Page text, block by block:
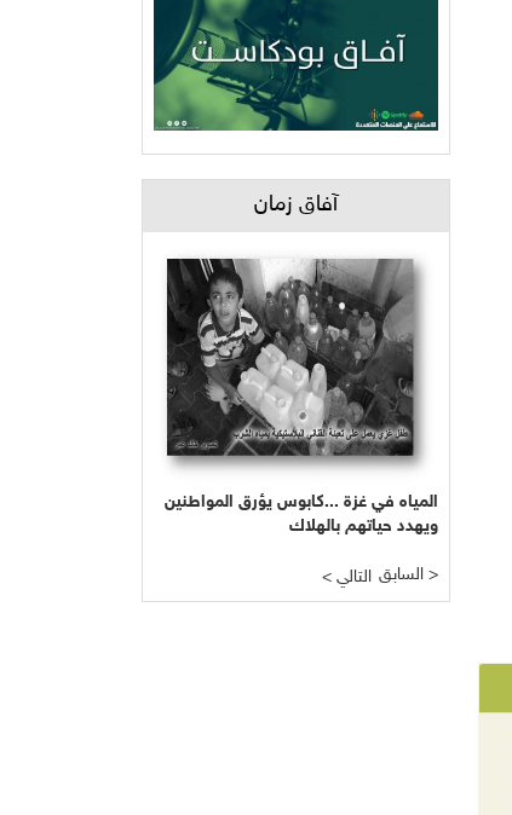
آفاق زمان
المياه في غزة ...كابوس يؤرق المواطنين
ويهدد حياتهم بالهلاك
< التالي السابق >